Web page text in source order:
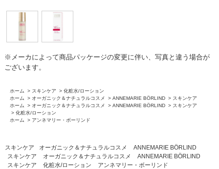
※メーカによって商品パッケージの変更に伴い、写真と違う場合が
ございます。
ホーム > スキンケア > 化粧水/ローション
ホーム
> オーガニック＆ナチュラルコスメ > ANNEMARIE BÖRLIND > スキンケア
ホーム
> オーガニック＆ナチュラルコスメ > ANNEMARIE BÖRLIND > スキンケア
> 化粧水/ローション
ホーム
> アンネマリー・ボーリンド
スキンケア オーガニック＆ナチュラルコスメ
ANNEMARIE BÖRLIND
スキンケア
オーガニック＆ナチュラルコスメ
ANNEMARIE BÖRLIND
スキンケア
化粧水/ローション アンネマリー・ボーリンド